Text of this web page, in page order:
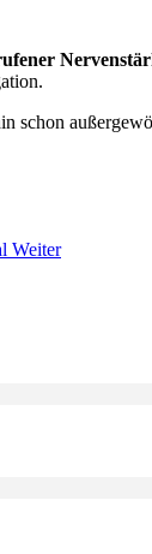
schon
Weiter